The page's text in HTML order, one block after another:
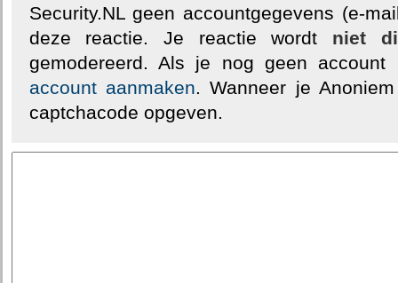
Security.NL geen accountgegevens (e-
deze reactie. Je reactie wordt niet
gemodereerd. Als je nog geen
account aanmaken. Wanneer je
captchacode opgeven.